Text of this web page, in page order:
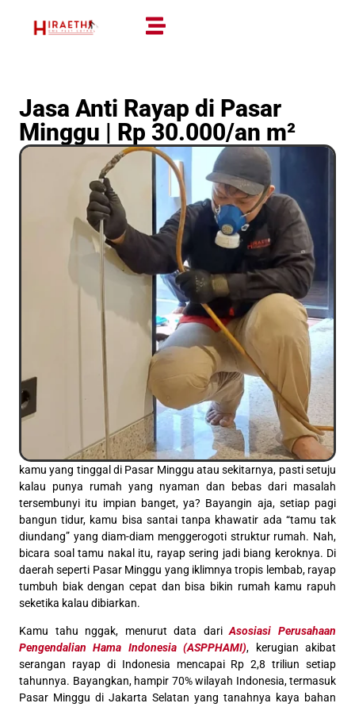
Jasa Anti Rayap di Pasar
Minggu | Rp 30.000/an m²
kamu yang tinggal di Pasar Minggu atau sekitarnya, pasti setuju
kalau punya rumah yang nyaman dan bebas dari masalah
tersembunyi itu impian banget, ya? Bayangin aja, setiap pagi
bangun tidur, kamu bisa santai tanpa khawatir ada “tamu tak
diundang” yang diam-diam menggerogoti struktur rumah. Nah,
bicara soal tamu nakal itu, rayap sering jadi biang keroknya. Di
daerah seperti Pasar Minggu yang iklimnya tropis lembab, rayap
tumbuh biak dengan cepat dan bisa bikin rumah kamu rapuh
seketika kalau dibiarkan.
Kamu tahu nggak, menurut data dariAsosiasi Perusahaan
Pengendalian Hama Indonesia (ASPPHAMI), kerugian akibat
serangan rayap di Indonesia mencapai Rp 2,8 triliun setiap
tahunnya. Bayangkan, hampir 70% wilayah Indonesia, termasuk
Pasar Minggu di Jakarta Selatan yang tanahnya kaya bahan